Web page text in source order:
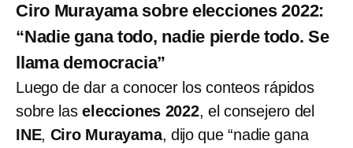
Ciro Murayama sobre elecciones 2022:
“Nadie gana todo, nadie pierde todo. Se
llama democracia”
Luego de dar a conocer los conteos rápidos
sobre laselecciones 2022, el consejero del
INE, Ciro Murayama, dijo que “nadie gana